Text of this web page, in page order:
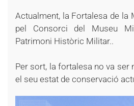
Actualment, la Fortalesa de la
pel Consorci del Museu
Patrimoni Històric Militar..
Per sort, la fortalesa no va ser
el seu estat de conservació